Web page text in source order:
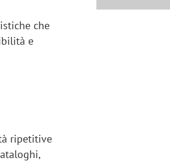
che
e
ripetitive